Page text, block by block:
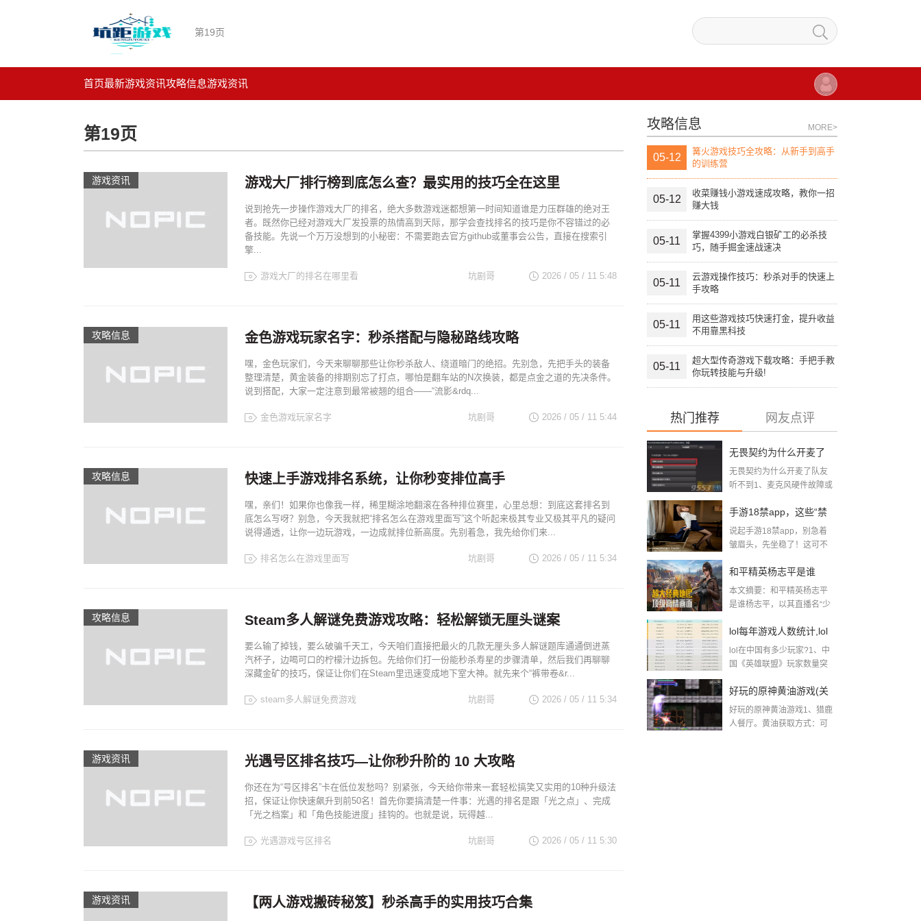
第19页
首页最新游戏资讯攻略信息游戏资讯
第19页
游戏资讯 游戏大厂排行榜到底怎么查？最实用的技巧全在这里
说到抢先一步操作游戏大厂的排名，绝大多数游戏迷都想第一时间知道谁是力压群雄的绝对王
者。既然你已经对游戏大厂发投票的热情高到天际，那学会查找排名的技巧是你不容错过的必
备技能。先说一个万万没想到的小秘密：不需要跑去官方github或董事会公告，直接在搜索引
擎...
游戏大厂的排名在哪里看 2026 / 05 / 11 5:48
坑剧哥
攻略信息 金色游戏玩家名字：秒杀搭配与隐秘路线攻略
嘿，金色玩家们，今天来聊聊那些让你秒杀敌人、绕道暗门的绝招。先别急，先把手头的装备
整理清楚，黄金装备的排期别忘了打点，哪怕是翻车站的N次换装，都是点金之道的先决条件。
说到搭配，大家一定注意到最常被翘的组合——“流影&rdq...
金色游戏玩家名字 2026 / 05 / 11 5:44
坑剧哥
攻略信息 快速上手游戏排名系统，让你秒变排位高手
嘿，亲们！如果你也像我一样，稀里糊涂地翻滚在各种排位赛里，心里总想：到底这套排名到
底怎么写呀？别急，今天我就把“排名怎么在游戏里面写”这个听起来极其专业又极其平凡的疑问
说得通透，让你一边玩游戏，一边成就排位新高度。先别着急，我先给你们来...
排名怎么在游戏里面写 2026 / 05 / 11 5:34
坑剧哥
攻略信息 Steam多人解谜免费游戏攻略：轻松解锁无厘头谜案
要么输了掉钱，要么破骗千天工，今天咱们直接把最火的几款无厘头多人解谜题库通通倒进蒸
汽杯子，边喝可口的柠檬汁边拆包。先给你们打一份能秒杀寿星的步骤清单，然后我们再聊聊
深藏金矿的技巧，保证让你们在Steam里迅速变成地下室大神。就先来个“裤带卷&r...
steam多人解谜免费游戏 2026 / 05 / 11 5:34
坑剧哥
游戏资讯 光遇号区排名技巧—让你秒升阶的 10 大攻略
你还在为“号区排名”卡在低位发愁吗？别紧张，今天给你带来一套轻松搞笑又实用的10种升级法
招，保证让你快速飙升到前50名！首先你要搞清楚一件事：光遇的排名是跟「光之点」、完成
「光之档案」和「角色技能进度」挂钩的。也就是说，玩得越...
光遇游戏号区排名 2026 / 05 / 11 5:30
坑剧哥
游戏资讯 【两人游戏搬砖秘笈】秒杀高手的实用技巧合集
攻略信息 MORE>
05-12
篝火游戏技巧全攻略：从新手到高手
的训练营
05-12
收菜赚钱小游戏速成攻略，教你一招
赚大钱
05-11
掌握4399小游戏白银矿工的必杀技
巧，随手掘金速战速决
05-11
云游戏操作技巧：秒杀对手的快速上
手攻略
05-11
用这些游戏技巧快速打金，提升收益
不用靠黑科技
05-11
超大型传奇游戏下载攻略：手把手教
你玩转技能与升级!
热门推荐 网友点评
无畏契约为什么开麦了
队友听不到(无畏契约听
无畏契约为什么开麦了队友
听不到1、麦克风硬件故障或
手游18禁app，这些“禁
区”你敢踏进去吗？
说起手游18禁app，别急着
皱眉头，先坐稳了！这可不
和平精英杨志平是谁
「男主播游戏和平精
本文摘要：和平精英杨志平
是谁杨志平，以其直播名“少
lol每年游戏人数统计,lol
每日在线人数查询国服
lol在中国有多少玩家?1、中
国《英雄联盟》玩家数量突
好玩的原神黄油游戏(关
于原神很污的游戏的简
好玩的原神黄油游戏1、猎鹿
人餐厅。黄油获取方式：可